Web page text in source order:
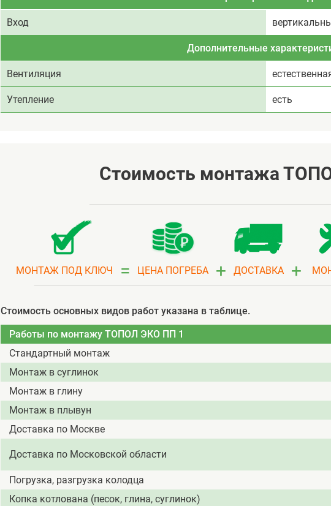
Вход
Дополнительные
Вентиляция
Утепление есть
Стоимость монтажа
МОНТАЖ ПОД КЛЮЧ = ЦЕНА ПОГРЕБА + ДОСТАВКА +
Стоимость основных видов работ указана в таблице.
Работы по монтажу ТОПОЛ ЭКО ПП 1
Стандартный монтаж
Монтаж в суглинок
Монтаж в глину
Монтаж в плывун
Доставка по Москве
Доставка по Московской области
Погрузка, разгрузка колодца
Копка котлована (песок, глина, суглинок)